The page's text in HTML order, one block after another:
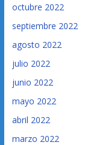
octubre 2022
septiembre 2022
agosto 2022
julio 2022
junio 2022
mayo 2022
abril 2022
marzo 2022